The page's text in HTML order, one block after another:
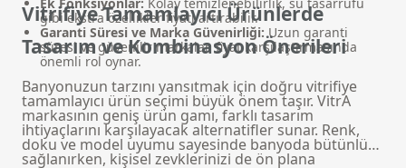
gibi ekstra özellikler fiyatı artırabilir.
Garanti Süresi ve Marka Güvenirliği:Uzun garanti
süresi ve güvenilir markalar, fiyat karşılaştırmasında
önemli rol oynar.
Vitrifiye Tamamlayıcı Ürünlerde
Tasarım ve Kombinasyon Önerileri
Banyonuzun tarzını yansıtmak için doğru vitrifiye
tamamlayıcı ürün seçimi büyük önem taşır. VitrA
markasının geniş ürün gamı, farklı tasarım
ihtiyaçlarını karşılayacak alternatifler sunar. Renk,
doku ve model uyumu sayesinde banyoda bütünlük
sağlanırken, kişisel zevklerinizi de ön plana